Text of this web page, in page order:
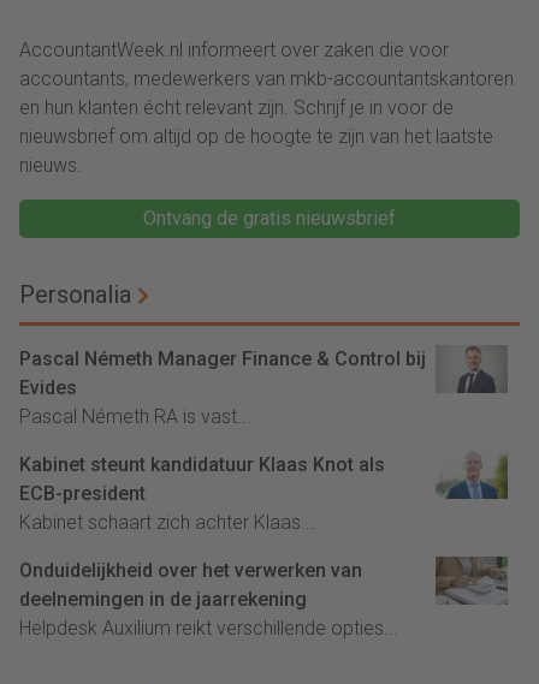
AccountantWeek.nl informeert over zaken die voor
accountants, medewerkers van mkb-accountantskantoren
en hun klanten écht relevant zijn. Schrijf je in voor de
nieuwsbrief om altijd op de hoogte te zijn van het laatste
nieuws.
Ontvang de gratis nieuwsbrief
Personalia
Pascal Németh Manager Finance & Control bij
Evides
Pascal Németh RA is vast...
Kabinet steunt kandidatuur Klaas Knot als
ECB-president
Kabinet schaart zich achter Klaas...
Onduidelijkheid over het verwerken van
deelnemingen in de jaarrekening
Helpdesk Auxilium reikt verschillende opties...